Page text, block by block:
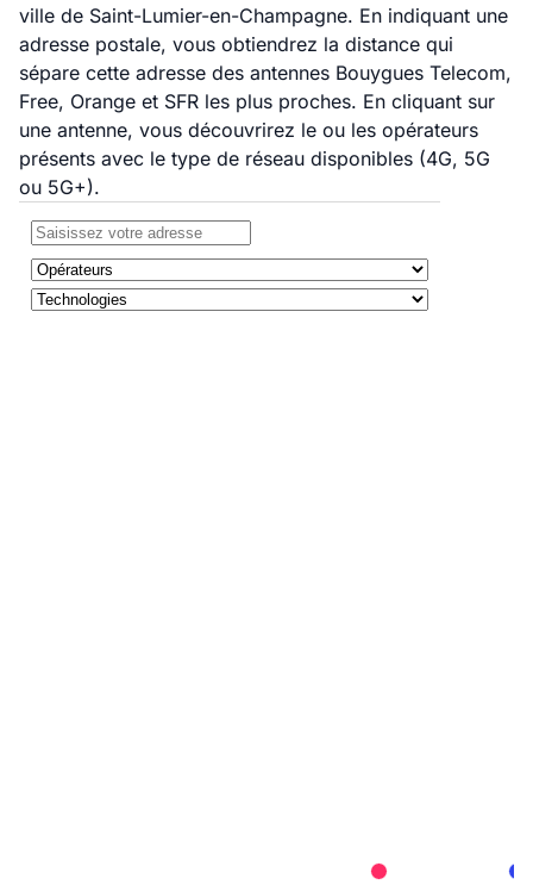
ville de Saint-Lumier-en-Champagne. En indiquant une
adresse postale, vous obtiendrez la distance qui
sépare cette adresse des antennes Bouygues Telecom,
Free, Orange et SFR les plus proches. En cliquant sur
une antenne, vous découvrirez le ou les opérateurs
présents avec le type de réseau disponibles (4G, 5G
ou 5G+).